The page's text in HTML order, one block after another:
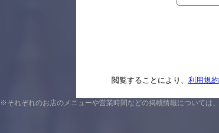
※それぞれのお店のメニューや営業時間などの掲載情報については、
閲覧することにより、 利用規約